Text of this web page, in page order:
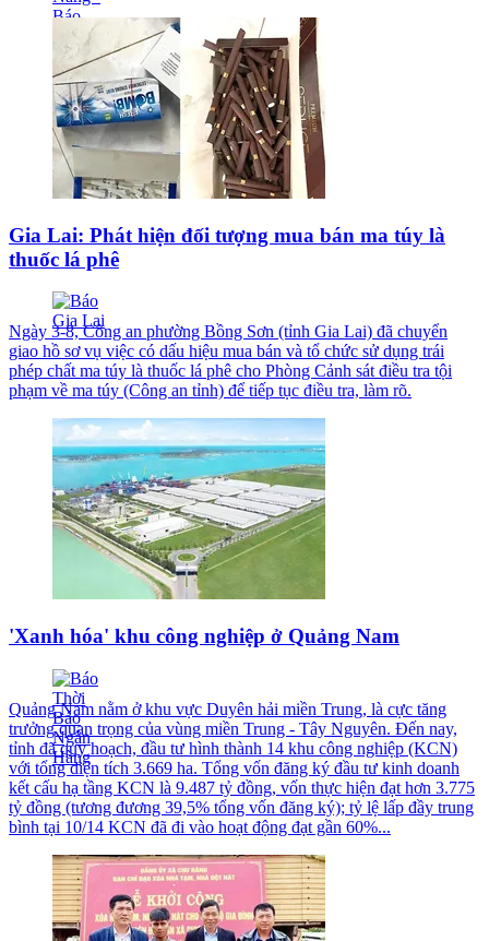
Gia Lai: Phát hiện đối tượng mua bán ma túy là
thuốc lá phê
Ngày 3-8, Công an phường Bồng Sơn (tỉnh Gia Lai) đã chuyển
giao hồ sơ vụ việc có dấu hiệu mua bán và tổ chức sử dụng trái
phép chất ma túy là thuốc lá phê cho Phòng Cảnh sát điều tra tội
phạm về ma túy (Công an tỉnh) để tiếp tục điều tra, làm rõ.
'Xanh hóa' khu công nghiệp ở Quảng Nam
Quảng Nam nằm ở khu vực Duyên hải miền Trung, là cực tăng
trưởng quan trọng của vùng miền Trung - Tây Nguyên. Đến nay,
tỉnh đã quy hoạch, đầu tư hình thành 14 khu công nghiệp (KCN)
với tổng diện tích 3.669 ha. Tổng vốn đăng ký đầu tư kinh doanh
kết cấu hạ tầng KCN là 9.487 tỷ đồng, vốn thực hiện đạt hơn 3.775
tỷ đồng (tương đương 39,5% tổng vốn đăng ký); tỷ lệ lấp đầy trung
bình tại 10/14 KCN đã đi vào hoạt động đạt gần 60%...